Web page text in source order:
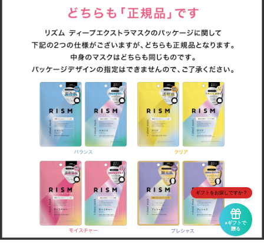
eギフトで
贈る
ギフトをお探しですか？